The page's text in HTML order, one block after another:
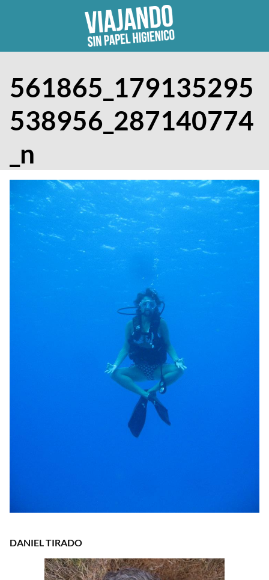
561865_179135295
538956_287140774
_n
DANIEL TIRADO